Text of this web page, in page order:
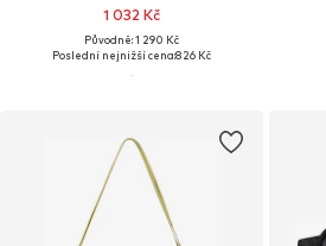
1 032 Kč
Původně: 1 290 Kč
Poslední nejnižší cena:826 Kč